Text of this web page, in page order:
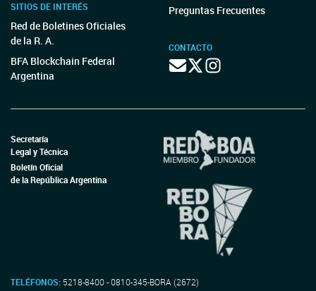
SITIOS DE INTERÉS
Red de Boletines Oficiales
de la R. A.
BFA Blockchain Federal
Argentina
Preguntas Frecuentes
CONTACTO
Secretaría
Legal y Técnica
Boletín Oficial
de la República Argentina
TELÉFONOS: 5218-8400 - 0810-345-BORA (2672)